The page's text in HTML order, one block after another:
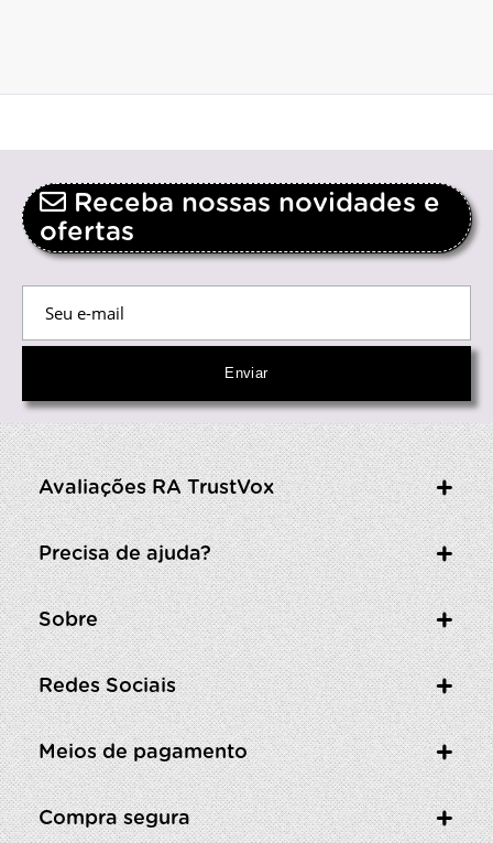
Receba nossas novidades e
ofertas
Avaliações RA TrustVox
Precisa de ajuda?
Sobre
Redes Sociais
Meios de pagamento
Compra segura